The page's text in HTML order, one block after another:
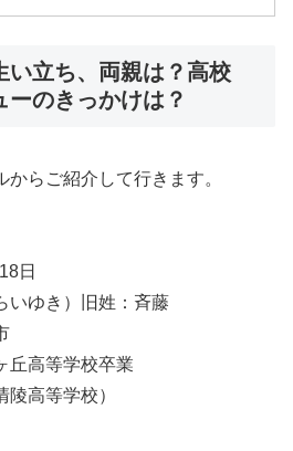
い立ち、両親は？高校
ーのきっかけは？
らご紹介して行きます。
日
いゆき）旧姓：斉藤
丘高等学校卒業
陵高等学校）